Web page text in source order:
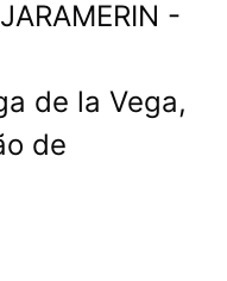
-
de la Vega,
de